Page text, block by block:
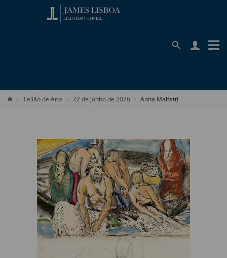
Leilão de Arte 22 de junho de 2026 Anita Malfatti